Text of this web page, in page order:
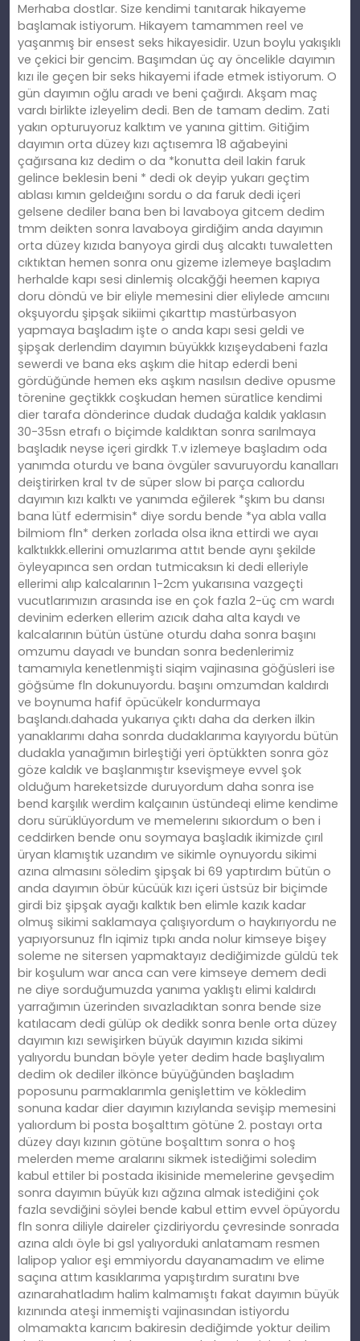
Merhaba dostlar. Size kendimi tanıtarak hikayeme
başlamak istiyorum. Hikayem tamammen reel ve
yaşanmış bir ensest seks hikayesidir. Uzun boylu yakışıklı
ve çekici bir gencim. Başımdan üç ay öncelikle dayımın
kızı ile geçen bir seks hikayemi ifade etmek istiyorum. O
gün dayımın oğlu aradı ve beni çağırdı. Akşam maç
vardı birlikte izleyelim dedi. Ben de tamam dedim. Zati
yakın opturuyoruz kalktım ve yanına gittim. Gitiğim
dayımın orta düzey kızı açtısemra 18 ağabeyini
çağırsana kız dedim o da *konutta deil lakin faruk
gelince beklesin beni * dedi ok deyip yukarı geçtim
ablası kımın geldeığını sordu o da faruk dedi içeri
gelsene dediler bana ben bi lavaboya gitcem dedim
tmm deikten sonra lavaboya girdiğim anda dayımın
orta düzey kızıda banyoya girdi duş alcaktı tuwaletten
cıktıktan hemen sonra onu gizeme izlemeye başladım
herhalde kapı sesi dinlemiş olcakğği heemen kapıya
doru döndü ve bir eliyle memesini dier eliylede amcıını
okşuyordu şipşak sikiimi çıkarttıp mastürbasyon
yapmaya başladım işte o anda kapı sesi geldi ve
şipşak derlendim dayımın büyükkk kızışeydabeni fazla
sewerdi ve bana eks aşkım die hitap ederdi beni
gördüğünde hemen eks aşkım nasılsın dedive opusme
törenine geçtikkk coşkudan hemen süratlice kendimi
dier tarafa dönderince dudak dudağa kaldık yaklasın
30-35sn etrafı o biçimde kaldıktan sonra sarılmaya
başladık neyse içeri girdkk T.v izlemeye başladım oda
yanımda oturdu ve bana övgüler savuruyordu kanalları
deiştirirken kral tv de süper slow bi parça calıordu
dayımın kızı kalktı ve yanımda eğilerek *şkım bu dansı
bana lütf edermisin* diye sordu bende *ya abla valla
bilmiom fln* derken zorlada olsa ikna ettirdi we ayaı
kalktııkkk.ellerini omuzlarıma attıt bende aynı şekilde
öyleyapınca sen ordan tutmicaksın ki dedi elleriyle
ellerimi alıp kalcalarının 1-2cm yukarısına vazgeçti
vucutlarımızın arasında ise en çok fazla 2-üç cm wardı
devinim ederken ellerim azıcık daha alta kaydı ve
kalcalarının bütün üstüne oturdu daha sonra başını
omzumu dayadı ve bundan sonra bedenlerimiz
tamamıyla kenetlenmişti siqim vajinasına göğüsleri ise
göğsüme fln dokunuyordu. başını omzumdan kaldırdı
ve boynuma hafif öpücükelr kondurmaya
başlandı.dahada yukarıya çıktı daha da derken ilkin
yanaklarımı daha sonrda dudaklarıma kayıyordu bütün
dudakla yanağımın birleştiği yeri öptükkten sonra göz
göze kaldık ve başlanmıştır ksevişmeye evvel şok
olduğum hareketsizde duruyordum daha sonra ise
bend karşılık werdim kalçaının üstündeqi elime kendime
doru sürüklüyordum ve memelerını sıkıordum o ben i
ceddirken bende onu soymaya başladık ikimizde çırıl
üryan klamıştık uzandım ve sikimle oynuyordu sikimi
azına almasını söledim şipşak bi 69 yaptırdım bütün o
anda dayımın öbür kücüük kızı içeri üstsüz bir biçimde
girdi biz şipşak ayağı kalktık ben elimle kazık kadar
olmuş sikimi saklamaya çalışıyordum o haykırıyordu ne
yapıyorsunuz fln iqimiz tıpkı anda nolur kimseye bişey
soleme ne sitersen yapmaktayız dediğimizde güldü tek
bir koşulum war anca can vere kimseye demem dedi
ne diye sorduğumuzda yanıma yaklıştı elimi kaldırdı
yarrağımın üzerinden sıvazladıktan sonra bende size
katılacam dedi gülüp ok dedikk sonra benle orta düzey
dayımın kızı sewişirken büyük dayımın kızıda sikimi
yalıyordu bundan böyle yeter dedim hade başlıyalım
dedim ok dediler ilkönce büyüğünden başladım
poposunu parmaklarımla genişlettim ve kökledim
sonuna kadar dier dayımın kızıylanda sevişip memesini
yalıordum bi posta boşalttım götüne 2. postayı orta
düzey dayı kızının götüne boşalttım sonra o hoş
melerden meme aralarını sikmek istediğimi soledim
kabul ettiler bi postada ikisinide memelerine gevşedim
sonra dayımın büyük kızı ağzına almak istediğini çok
fazla sevdiğini söylei bende kabul ettim evvel öpüyordu
fln sonra diliyle daireler çizdiriyordu çevresinde sonrada
azına aldı öyle bi gsl yalıyorduki anlatamam resmen
lalipop yalıor eşi emmiyordu dayanamadım ve elime
saçına attım kasıklarıma yapıştırdım suratını bve
azınarahatladım halim kalmamıştı fakat dayımın büyük
kızınında ateşi inmemişti vajinasından istiyordu
olmamakta karıcım bakiresin dediğimde yoktur deilim